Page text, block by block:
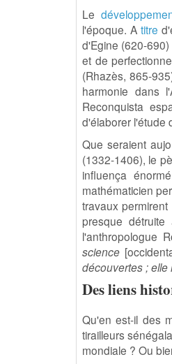
Le
l'époque. A titre
d'Egine (620-
et de
(Rhazès, 865-
harmonie dans
Reconquista
d'élaborer l'étude
Que seraient
(1332-1406), le
influença
mathématicien
travaux
presque
l'anthropologue
science
découvertes ; elle
Des liens
Qu'en est-il des
tirailleurs
mondiale ? Ou